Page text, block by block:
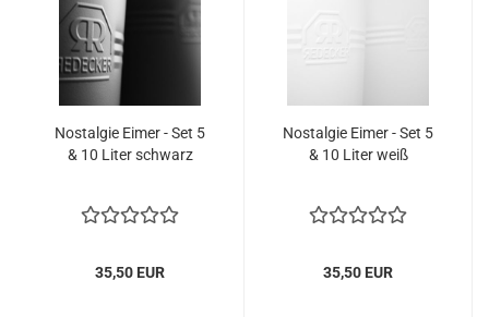
Nostalgie Eimer - Set 5
& 10 Liter schwarz
35,50 EUR
Nostalgie Eimer - Set 5
& 10 Liter weiß
35,50 EUR